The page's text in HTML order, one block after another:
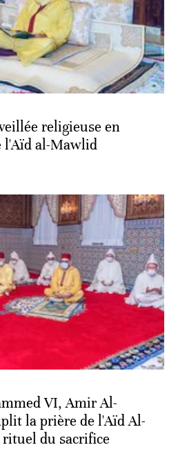
religieuse en
l'Aïd al-Mawlid
VI, Amir Al-
la prière de l'Aïd Al-
rituel du sacrifice